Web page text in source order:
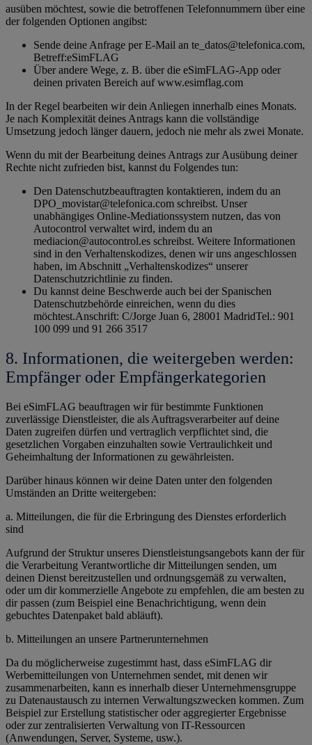
ausüben möchtest, sowie die betroffenen Telefonnummern über eine
der folgenden Optionen angibst:
Sende deine Anfrage per E-Mail an te_datos@telefonica.com,
Betreff:eSimFLAG
Über andere Wege, z. B. über die eSimFLAG-App oder
deinen privaten Bereich auf www.esimflag.com
In der Regel bearbeiten wir dein Anliegen innerhalb eines Monats.
Je nach Komplexität deines Antrags kann die vollständige
Umsetzung jedoch länger dauern, jedoch nie mehr als zwei Monate.
Wenn du mit der Bearbeitung deines Antrags zur Ausübung deiner
Rechte nicht zufrieden bist, kannst du Folgendes tun:
Den Datenschutzbeauftragten kontaktieren, indem du an
DPO_movistar@telefonica.com schreibst. Unser
unabhängiges Online-Mediationssystem nutzen, das von
Autocontrol verwaltet wird, indem du an
mediacion@autocontrol.es schreibst. Weitere Informationen
sind in den Verhaltenskodizes, denen wir uns angeschlossen
haben, im Abschnitt „Verhaltenskodizes“ unserer
Datenschutzrichtlinie zu finden.
Du kannst deine Beschwerde auch bei der Spanischen
Datenschutzbehörde einreichen, wenn du dies
möchtest.Anschrift: C/Jorge Juan 6, 28001 MadridTel.: 901
100 099 und 91 266 3517
8. Informationen, die weitergeben werden:
Empfänger oder Empfängerkategorien
Bei eSimFLAG beauftragen wir für bestimmte Funktionen
zuverlässige Dienstleister, die als Auftragsverarbeiter auf deine
Daten zugreifen dürfen und vertraglich verpflichtet sind, die
gesetzlichen Vorgaben einzuhalten sowie Vertraulichkeit und
Geheimhaltung der Informationen zu gewährleisten.
Darüber hinaus können wir deine Daten unter den folgenden
Umständen an Dritte weitergeben:
a. Mitteilungen, die für die Erbringung des Dienstes erforderlich
sind
Aufgrund der Struktur unseres Dienstleistungsangebots kann der für
die Verarbeitung Verantwortliche dir Mitteilungen senden, um
deinen Dienst bereitzustellen und ordnungsgemäß zu verwalten,
oder um dir kommerzielle Angebote zu empfehlen, die am besten zu
dir passen (zum Beispiel eine Benachrichtigung, wenn dein
gebuchtes Datenpaket bald abläuft).
b. Mitteilungen an unsere Partnerunternehmen
Da du möglicherweise zugestimmt hast, dass eSimFLAG dir
Werbemitteilungen von Unternehmen sendet, mit denen wir
zusammenarbeiten, kann es innerhalb dieser Unternehmensgruppe
zu Datenaustausch zu internen Verwaltungszwecken kommen. Zum
Beispiel zur Erstellung statistischer oder aggregierter Ergebnisse
oder zur zentralisierten Verwaltung von IT-Ressourcen
(Anwendungen, Server, Systeme, usw.).